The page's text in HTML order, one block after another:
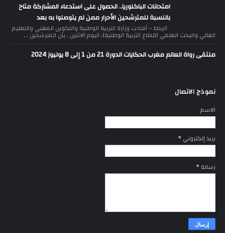
امتحانات الباكلوريا.. الحصول على استدعاء المشاركة متاح
بالنسبة للمترشحين الأحرار ممن لم يتوصلوا به بعد
الرباط – أفادت وزارة التربية الوطنية والتكوين المهني والتعليم
العالي والبحث العلمي (قطاع التربية الوطنية)، اليوم الاثنين ، بأن المترشحين ...
ملتقى رواة العالم مغرب الحكايات الدورة 21 من 1 إلى 8 يوليوز 2024
نموذج الاتصال
الاسم
بريد إلكتروني*
رسالة*